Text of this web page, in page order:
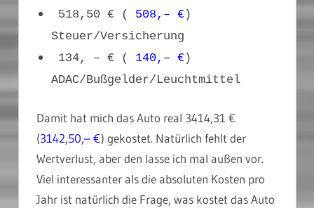
518,50 € ( 508,– € )
Steuer/Versicherung
134, – € ( 140,– € )
ADAC/Bußgelder/Leuchtmittel
Damit hat mich das Auto real 3414,31 €
(3142,50,– €) gekostet. Natürlich fehlt der
Wertverlust, aber den lasse ich mal außen vor.
Viel interessanter als die absoluten Kosten pro
Jahr ist natürlich die Frage, was kostet das Auto